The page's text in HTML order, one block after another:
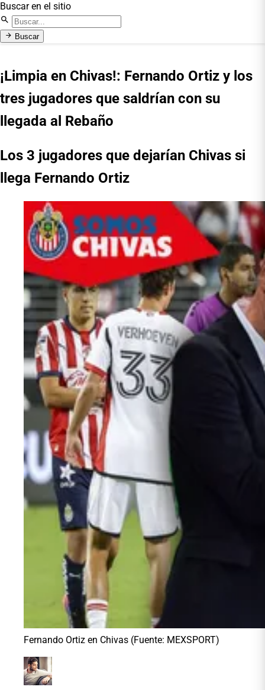
Buscar en el sitio
Buscar
¡Limpia en Chivas!: Fernando Ortiz y los
tres jugadores que saldrían con su
llegada al Rebaño
Los 3 jugadores que dejarían Chivas si
llega Fernando Ortiz
Fernando Ortiz en Chivas (Fuente: MEXSPORT)